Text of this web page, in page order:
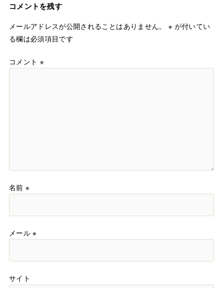
コメントを残す
メールアドレスが公開されることはありません。 ※ が付いてい
る欄は必須項目です
コメント ※
名前 ※
メール※
サイト